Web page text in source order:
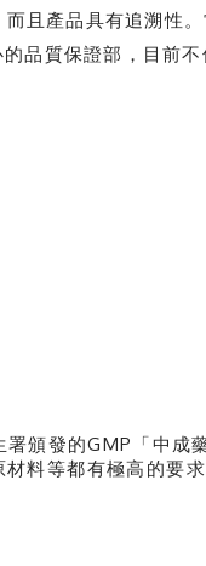
且產品具有追溯性
品質保證部，目前
署頒發的GMP「中成
原材料等都有極